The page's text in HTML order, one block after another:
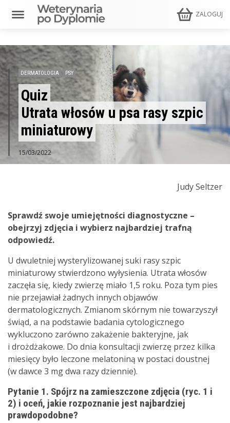
ZALOGUJ
DERMATOLOGIA PSY
Quiz
Utrata włosów u psa rasy szpic
miniaturowy
15/03/2022
Judy Seltzer
Sprawdź swoje umiejętności diagnostyczne –
obejrzyj zdjęcia i wybierz najbardziej trafną
odpowiedź.
U dwuletniej wysterylizowanej suki rasy szpic
miniaturowy stwierdzono wyłysienia. Utrata włosów
zaczęła się, kiedy zwierzę miało 1,5 roku. Poza tym pies
nie przejawiał żadnych innych objawów
dermatologicznych. Zmianom skórnym nie towarzyszył
świąd, a na podstawie badania cytologicznego
wykluczono zarówno zakażenie bakteryjne, jak
i drożdżakowe. Do dnia konsultacji zwierzę przez kilka
miesięcy było leczone melatoniną w postaci doustnej
(w dawce 3 mg dwa razy dziennie).
Pytanie 1. Spójrz na zamieszczone zdjęcia (ryc. 1 i
2) i oceń, jakie rozpoznanie jest najbardziej
prawdopodobne?